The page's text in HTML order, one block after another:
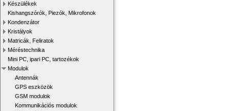
Készülékek
Kishangszórók, Piezók, Mikrofonok
Kondenzátor
Kristályok
Matricák, Feliratok
Méréstechnika
Mini PC, ipari PC, tartozékok
Modulok
Antennák
GPS eszközök
GSM modulok
Kommunikációs modulok